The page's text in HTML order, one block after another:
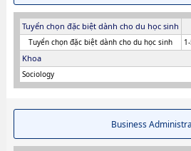
Tuyển chọn đặc biệt dành cho du học sinh
Tuyển chọn đặc biệt dành cho du học sinh
Khoa
Sociology
Business